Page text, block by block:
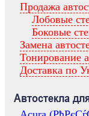
Продажа
Лобовые
Боковые
Замена
Тонирование
Доставка по
Автостекла